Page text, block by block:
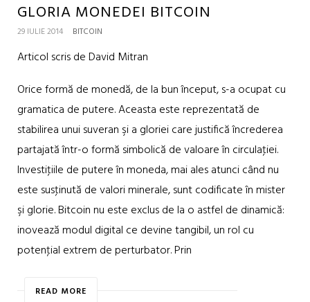
GLORIA MONEDEI BITCOIN
29 IULIE 2014 BITCOIN
Articol scris de David Mitran
Orice formă de monedă, de la bun început, s-a ocupat cu
gramatica de putere. Aceasta este reprezentată de
stabilirea unui suveran şi a gloriei care justifică încrederea
partajată într-o formă simbolică de valoare în circulaţiei.
Investiţiile de putere în moneda, mai ales atunci când nu
este susţinută de valori minerale, sunt codificate în mister
şi glorie. Bitcoin nu este exclus de la o astfel de dinamică:
inovează modul digital ce devine tangibil, un rol cu
potenţial extrem de perturbator. Prin
READ MORE